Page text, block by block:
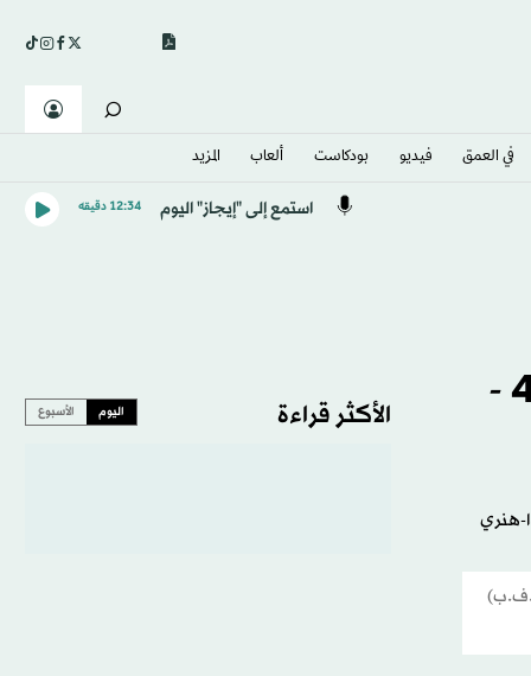
في العمق فيديو بودكاست ألعاب المزيد
استمع إلى "إيجاز" اليوم 12:34 دقيقه
10 أخبار تود معرفتها قبل الثانية عشرة ظهراً ليوم الثلاثاء 16- 4 -
(أ.ف.ب)
الأكثر قراءة اليوم الأسبوع